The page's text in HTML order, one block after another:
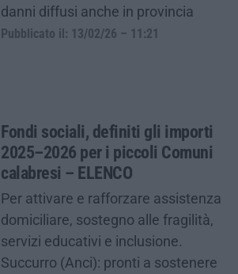
danni diffusi anche in provincia
Pubblicato il: 13/02/26 – 11:21
Fondi sociali, definiti gli importi
2025–2026 per i piccoli Comuni
calabresi – ELENCO
Per attivare e rafforzare assistenza
domiciliare, sostegno alle fragilità,
servizi educativi e inclusione.
Succurro (Anci): pronti a sostenere